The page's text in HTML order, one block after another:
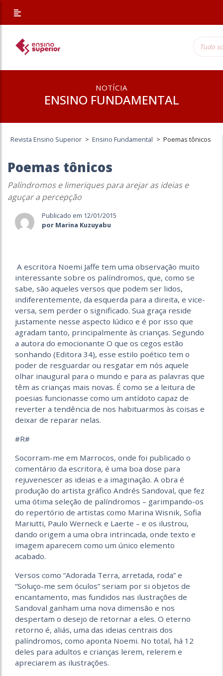
NOTÍCIA
ENSINO FUNDAMENTAL
Revista Ensino Superior > Ensino Fundamental > Poemas tônicos
Poemas tônicos
Palíndromos e limeriques para arejar as ideias e
aguçar a percepção
Publicado em 12/01/2015
por Marina Kuzuyabu
A escritora Noemi Jaffe tem uma observação muito
interessante sobre os palíndromos, que, como se
sabe, são aqueles versos que podem ser lidos,
indiferentemente, da esquerda para a direita, e vice-
versa, sem perder o significado. Sua graça reside
justamente nesse aspecto lúdico e é por isso que
agradam tanto, principalmente às crianças. Segundo
a autora do emocionante O que os cegos estão
sonhando (Editora 34), esse estilo poético tem o
poder de resguardar ou resgatar em nós aquele
olhar inaugural para o mundo e para as palavras que
têm as crianças mais novas. É como se a leitura de
poesias funcionasse como um antídoto capaz de
reverter a tendência de nos habituarmos às coisas e
deixar de reparar nelas.
#R#
Socorram-me em Marrocos, onde foi publicado o
comentário da escritora, é uma boa dose para
rejuvenescer as ideias e a imaginação. A obra é
produção do artista gráfico Andrés Sandoval, que fez
uma ótima seleção de palíndromos – garimpando-os
do repertório de artistas como Marina Wisnik, Sofia
Mariutti, Paulo Werneck e Laerte – e os ilustrou,
dando origem a uma obra intrincada, onde texto e
imagem aparecem como um único elemento
acabado.
Versos como “Adorada Terra, arretada, roda” e
“Soluço-me sem óculos” seriam por si objetos de
encantamento, mas fundidos nas ilustrações de
Sandoval ganham uma nova dimensão e nos
despertam o desejo de retornar a eles. O eterno
retorno é, aliás, uma das ideias centrais dos
palíndromos, como aponta Noemi. No total, há 12
deles para adultos e crianças lerem, relerem e
apreciarem as ilustrações.